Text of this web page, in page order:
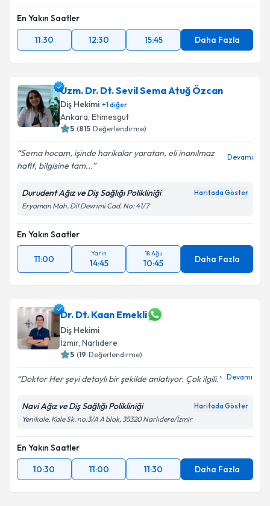
En Yakın Saatler
11:30
12:30 15:45 Daha Fazla
Uzm. Dr. Dt. Sevil Sema Atuğ Özcan
Diş Hekimi +1diğer
Ankara, Etimesgut
5 (815 Değerlendirme)
Sema hocam, işinde harikalar yaratan, eli inanılmaz
hafif, bilgisine tam...
Devamı
Durudent Ağız ve Diş Sağlığı Polikliniği Haritada Göster
Eryaman Mah. Dil Devrimi Cad. No: 41/7
En Yakın Saatler
11:00
Yarın
14:45
18 Ağu
10:45 Daha Fazla
Dr. Dt. Kaan Emekli
Diş Hekimi
İzmir, Narlıdere
5 (19 Değerlendirme)
Doktor Her şeyi detaylı bir şekilde anlatıyor. Çok ilgili. Devamı
Navi Ağız ve Diş Sağlığı Polikliniği Haritada Göster
Yenikale, Kale Sk. no:3/A A blok, 35320 Narlıdere/İzmir
En Yakın Saatler
10:30
11:00 11:30 Daha Fazla